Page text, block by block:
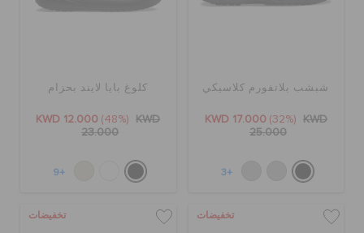
تسجيل الدخول / اشتراك
شبشب بلاتفورم كلاسيكي
KWD 17.000 (32%)
KWD
25.000
+3
كلوغ بايا لايند بحزام
KWD 12.000 (48%)
KWD
23.000
+9
تخفيضات تخفيضات